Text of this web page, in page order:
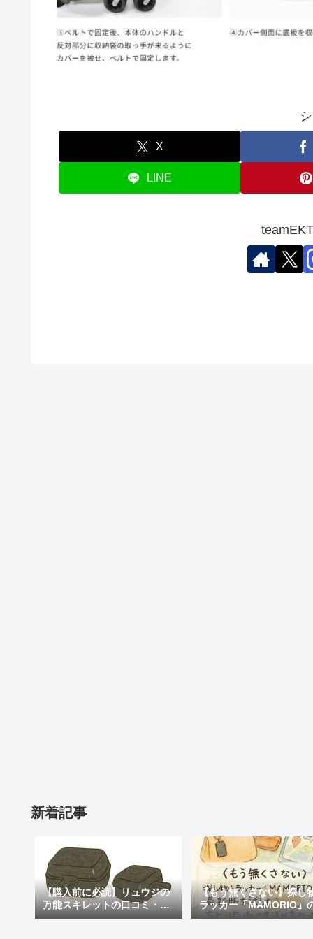
X
LINE
新着記事
【購入前に必読】リュウジの
万能スキレットの口コミ・評
判まとめ｜後悔しないための
【もう無くさない】探し
ラッカー「MAMORIO」
新版を試したら、忘れっ